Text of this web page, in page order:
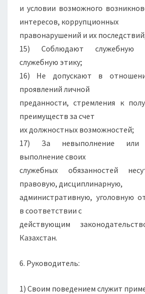
и условии возможного
интересов, коррупционных
правонарушений и их
15) Соблюдают служебную
служебную этику;
16) Не допускают в
проявлений личной
преданности, стремления к
преимуществ за счет
их должностных возможностей;
17) За невыполнение или
выполнение своих
служебных обязанностей
правовую, дисциплинарную,
административную, уголовную
в соответствии с
действующим
Казахстан.
6. Руководитель:
1) Своим поведением служит